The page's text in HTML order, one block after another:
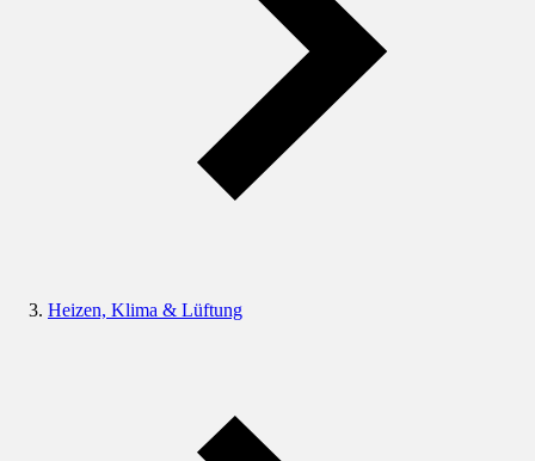
Heizen, Klima & Lüftung